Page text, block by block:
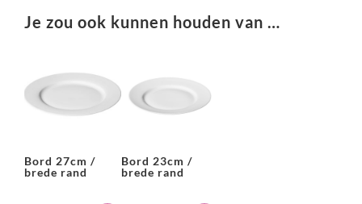
buffet
catering
aantal
Je zou ook kunnen houden van …
Bord 27cm /
brede rand
Bord 23cm /
brede rand